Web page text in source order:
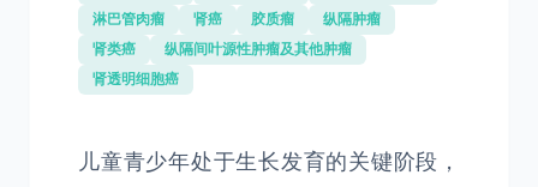
淋巴管肉瘤
肾癌 胶质瘤
纵隔肿瘤
肾类癌
纵隔间叶源性肿瘤及其他肿瘤
肾透明细胞癌
儿童青少年处于生长发育的关键阶段，